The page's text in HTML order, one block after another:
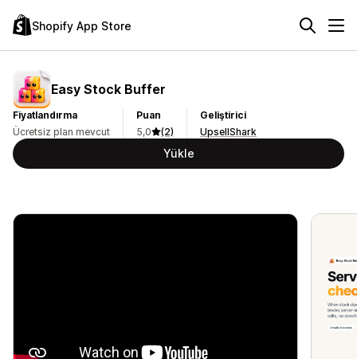
Shopify App Store
Easy Stock Buffer
Fiyatlandırma
Ücretsiz plan mevcut
Puan
5,0
(2)
Geliştirici
UpsellShark
Yükle